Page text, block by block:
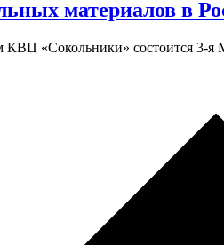
материалов в
КВЦ «Сокольники» состоится 3-я